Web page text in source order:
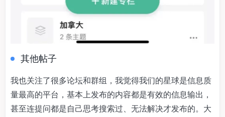
其他帖子
我也关注了很多论坛和群组，我觉得我们的星球是信息质
量最高的平台，基本上发布的内容都是有效的信息输出，
甚至连提问都是自己思考搜索过、无法解决才发布的。大